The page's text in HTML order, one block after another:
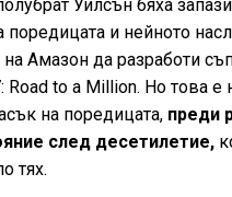
Уилсън бяха
и нейното
Амазон да разработи
Road to a Million. Но това
на поредицата, преди
след десетилетие,
тях.